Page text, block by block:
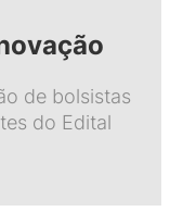
de bolsistas
do Edital